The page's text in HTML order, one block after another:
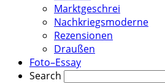
Marktgeschrei
Nachkriegsmoderne
Rezensionen
Draußen
Foto–Essay
Search